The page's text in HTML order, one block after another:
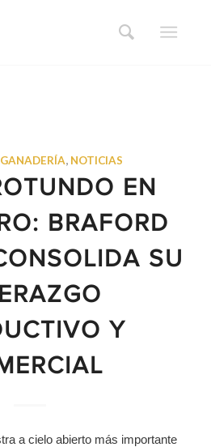
GANADERÍA, NOTICIAS
EN
BRAFORD
SU
Y
a cielo abierto más importante